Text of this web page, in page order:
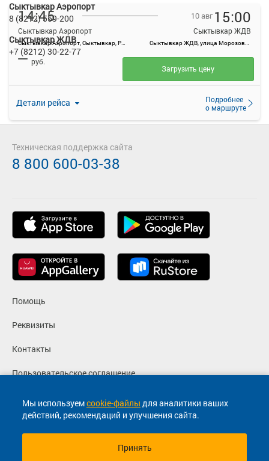
14:45
Сыктывкар Аэропорт
Сыктывкар Аэропорт, Сыктывкар, Россия
10 авг 15:00
Сыктывкар ЖДВ
Сыктывкар ЖДВ, улица Морозова, 1А
Детали рейса
Подробнее
о маршруте
— руб.
Загрузить цену
18:00
Сыктывкар Аэропорт
Детали рейса
о маршруте
Сыктывкар Аэропорт
8 (8212) 559-200
Сыктывкар ЖДВ
+7 (8212) 30-22-77
Мы используемcookie-файлы для аналитики ваших
действий, рекомендаций и улучшения сайта.
Принять
Помощь
Реквизиты
Контакты
Пользовательское соглашение
Политика конфиденциальности
Согласие на маркетинговые сообщения
Техническая поддержка сайта
8 800 600-03-38
© 2013-2026, ООО "Капитал"- Онлайн сервис продажи